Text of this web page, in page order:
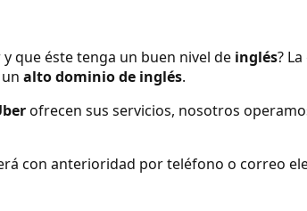
que éste tenga un buen nivel de inglés?
alto dominio de inglés.
ofrecen sus servicios, nosotros
con anterioridad por teléfono o correo